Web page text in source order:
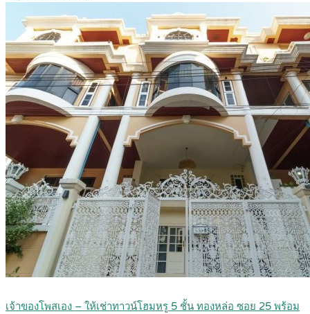
เจ้าของโพสเอง – ให้เช่าทาวน์โฮมหรู 5 ชั้น ทองหล่อ ซอย 25 พร้อม